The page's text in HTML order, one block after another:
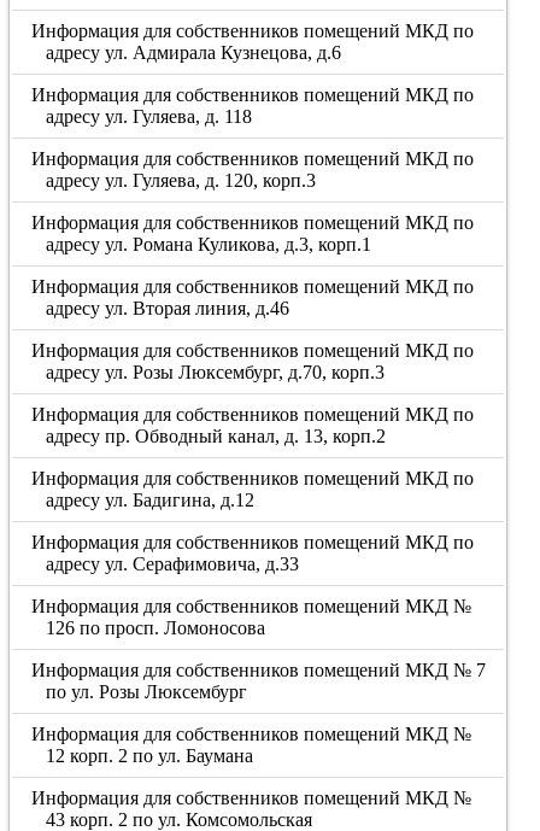
Информация для собственников помещений МКД по
адресу ул. Адмирала Кузнецова, д.6
Информация для собственников помещений МКД по
адресу ул. Гуляева, д. 118
Информация для собственников помещений МКД по
адресу ул. Гуляева, д. 120, корп.3
Информация для собственников помещений МКД по
адресу ул. Романа Куликова, д.3, корп.1
Информация для собственников помещений МКД по
адресу ул. Вторая линия, д.46
Информация для собственников помещений МКД по
адресу ул. Розы Люксембург, д.70, корп.3
Информация для собственников помещений МКД по
адресу пр. Обводный канал, д. 13, корп.2
Информация для собственников помещений МКД по
адресу ул. Бадигина, д.12
Информация для собственников помещений МКД по
адресу ул. Серафимовича, д.33
Информация для собственников помещений МКД №
126 по просп. Ломоносова
Информация для собственников помещений МКД № 7
по ул. Розы Люксембург
Информация для собственников помещений МКД №
12 корп. 2 по ул. Баумана
Информация для собственников помещений МКД №
43 корп. 2 по ул. Комсомольская